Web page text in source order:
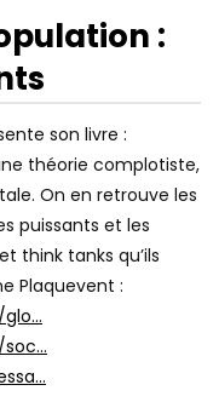
Watch Later
01:10:25
COMMENT LES NAZIS
FAIRE DISPARAÎTRE
LA SHOAH – M-N-O-
:
son livre :
théorie complotiste,
On en retrouve les
puissants et les
think tanks qu’ils
Plaquevent :